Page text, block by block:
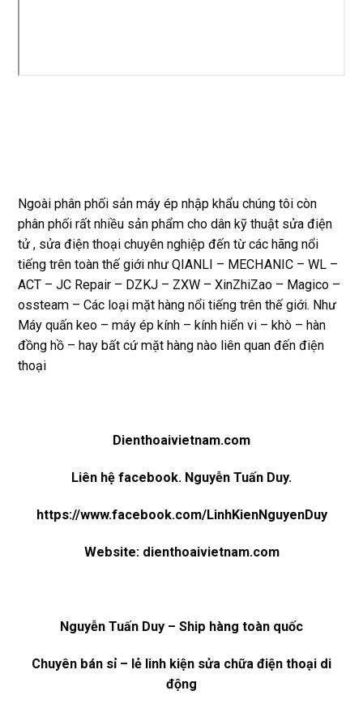
Ngoài phân phối sản máy ép nhập khẩu chúng tôi còn
phân phối rất nhiều sản phẩm cho dân kỹ thuật sửa điện
tử , sửa điện thoại chuyên nghiệp đến từ các hãng nổi
tiếng trên toàn thế giới như QIANLI – MECHANIC – WL –
ACT – JC Repair – DZKJ – ZXW – XinZhiZao – Magico –
ossteam – Các loại mặt hàng nổi tiếng trên thế giới. Như
Máy quấn keo – máy ép kính – kính hiển vi – khò – hàn
đồng hồ – hay bất cứ mặt hàng nào liên quan đến điện
thoại
Dienthoaivietnam.com
Liên hệ facebook. Nguyễn Tuấn Duy.
https://www.facebook.com/LinhKienNguyenDuy
Website: dienthoaivietnam.com
Nguyễn Tuấn Duy – Ship hàng toàn quốc
Chuyên bán sỉ – lẻ linh kiện sửa chữa điện thoại di
động